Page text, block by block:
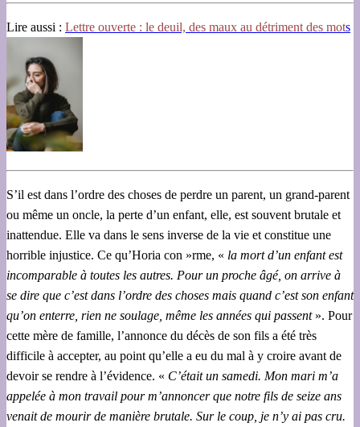
Lire aussi : Lettre ouverte : le deuil, des maux au détriment des mots
S’il est dans l’ordre des choses de perdre un parent, un grand-parent
ou même un oncle, la perte d’un enfant, elle, est souvent brutale et
inattendue. Elle va dans le sens inverse de la vie et constitue une
horrible injustice. Ce qu’Horia con »rme, « la mort d’un enfant est
incomparable à toutes les autres. Pour un proche âgé, on arrive à
se dire que c’est dans l’ordre des choses mais quand c’est son enfant
qu’on enterre, rien ne soulage, même les années qui passent». Pour
cette mère de famille, l’annonce du décès de son fils a été très
difficile à accepter, au point qu’elle a eu du mal à y croire avant de
devoir se rendre à l’évidence. « C’était un samedi. Mon mari m’a
appelée à mon travail pour m’annoncer que notre fils de seize ans
venait de mourir de manière brutale. Sur le coup, je n’y ai pas cru.